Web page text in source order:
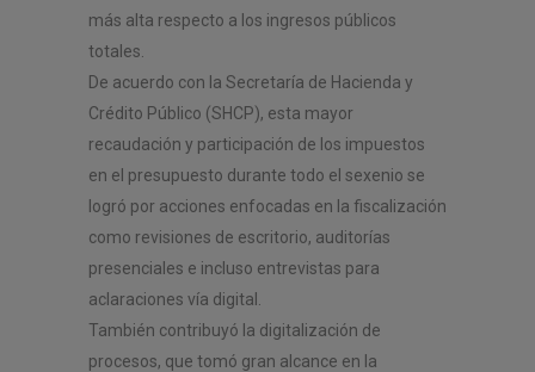
más alta respecto a los ingresos públicos
totales.
De acuerdo con la Secretaría de Hacienda y
Crédito Público (SHCP), esta mayor
recaudación y participación de los impuestos
en el presupuesto durante todo el sexenio se
logró por acciones enfocadas en la fiscalización
como revisiones de escritorio, auditorías
presenciales e incluso entrevistas para
aclaraciones vía digital.
También contribuyó la digitalización de
procesos, que tomó gran alcance en la